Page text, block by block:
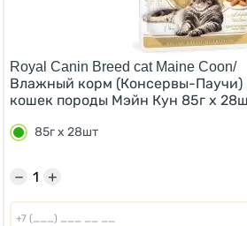
Royal Canin Breed cat Maine Coon/
Влажный корм (Консервы-Паучи)
кошек породы Мэйн Кун 85г х
85г х 28шт
+
−